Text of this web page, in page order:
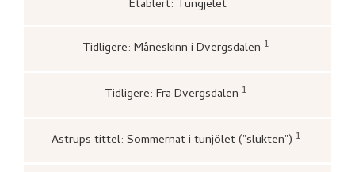
Etablert: Tungjelet
Tidligere: Måneskinn i Dvergsdalen 1
Kunstnernes Hus, 1955),
Tidligere: Fra Dvergsdalen 1
John Griegs Boktrykkeri, Bergens
kunstforening, 1928), 13.
Astrups tittel: Sommernat i tunjölet ("slukten") 1